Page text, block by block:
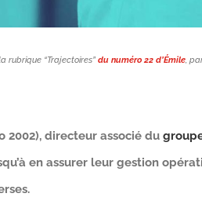
rubrique “Trajectoires” du numéro 22 d’Émile,
2002), directeur associé du
en assurer leur gestion